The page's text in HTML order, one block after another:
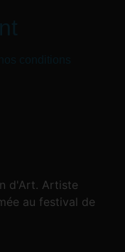
nos conditions
d'Art. Artiste
au festival de